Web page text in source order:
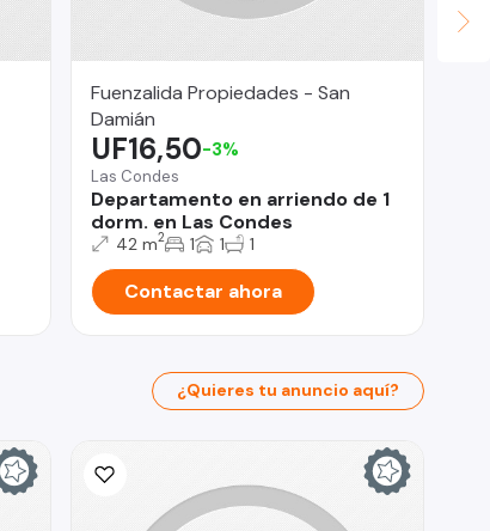
Fuenzalida Propiedades - San
Damián
Las Condes
Departamento en arriendo de 1
dorm. en Las Condes
UF16,50-3%
42 m2 1 1 1
Contactar ahora
¿Quieres tu anuncio aquí?